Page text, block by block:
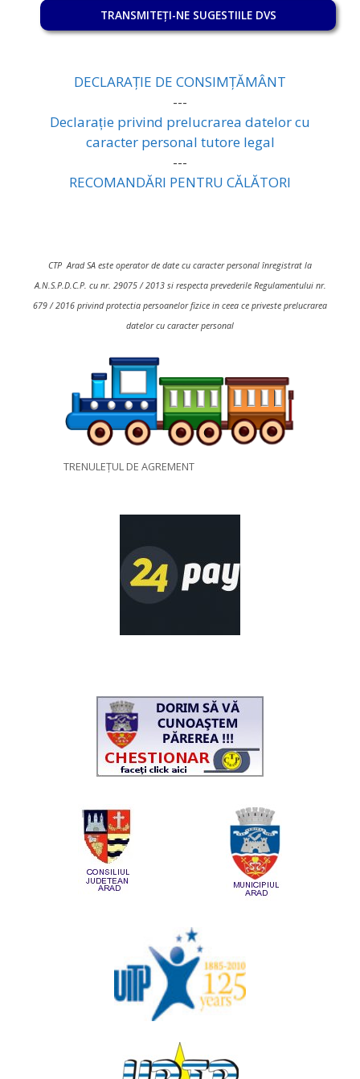
TRANSMITEȚI-NE SUGESTIILE DVS
DECLARAȚIE DE CONSIMȚĂMÂNT
---
Declarație privind prelucrarea datelor cu
caracter personal tutore legal
---
RECOMANDĂRI PENTRU CĂLĂTORI
CTP Arad SA este operator de date cu caracter personal înregistrat la
A.N.S.P.D.C.P. cu nr. 29075 / 2013 si respecta prevederile Regulamentului nr.
679 / 2016 privind protectia persoanelor fizice in ceea ce priveste prelucrarea
datelor cu caracter personal
TRENULEȚUL DE AGREMENT